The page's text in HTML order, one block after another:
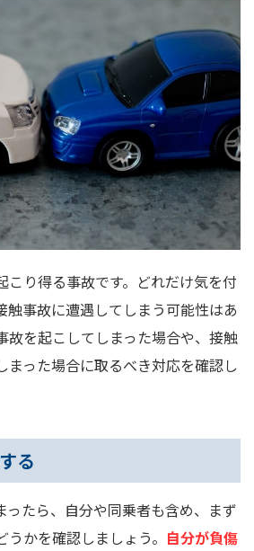
こり得る事故です。どれだけ気を付
触事故に遭遇してしまう可能性はあ
故を起こしてしまった場合や、接触
まった場合に取るべき対応を確認し
る
ったら、自分や同乗者も含め、まず
かを確認しましょう。 自分が負傷